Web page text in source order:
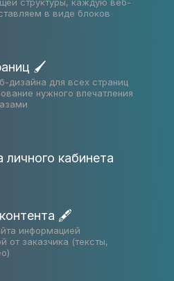
в виде блоков
🖌
дизайна для всех страниц
нужного впечатления
личного кабинета
🖋
информацией
от заказчика (тексты,